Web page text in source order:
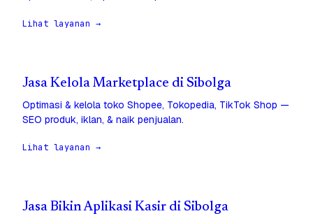
Lihat layanan →
Jasa Kelola Marketplace di Sibolga
Optimasi & kelola toko Shopee, Tokopedia, TikTok Shop —
SEO produk, iklan, & naik penjualan.
Lihat layanan →
Jasa Bikin Aplikasi Kasir di Sibolga